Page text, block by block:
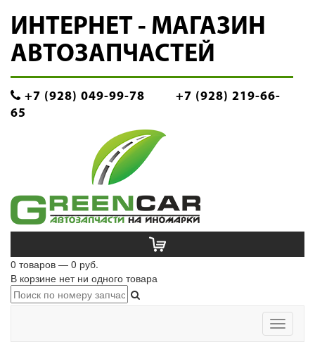
ИНТЕРНЕТ - МАГАЗИН
АВТОЗАПЧАСТЕЙ
+7 (928) 049-99-78
+7 (928) 219-66-
65
0 товаров — 0 руб.
В корзине нет ни одного товара
Toggle